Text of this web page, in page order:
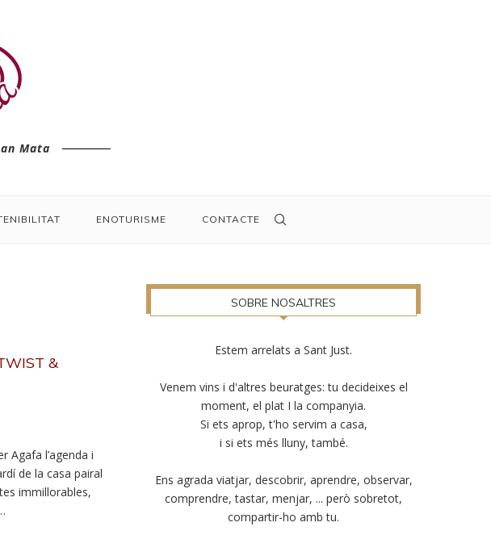
Mata
ENOTURISME CONTACTE
&
Agafa l’agenda i
de la casa pairal
immillorables,
SOBRE NOSALTRES
Estem arrelats a Sant Just.
Venem vins i d'altres beuratges: tu decideixes el
moment, el plat I la companyia.
Si ets aprop, t'ho servim a casa,
i si ets més lluny, també.
Ens agrada viatjar, descobrir, aprendre, observar,
comprendre, tastar, menjar, ... però sobretot,
compartir-ho amb tu.